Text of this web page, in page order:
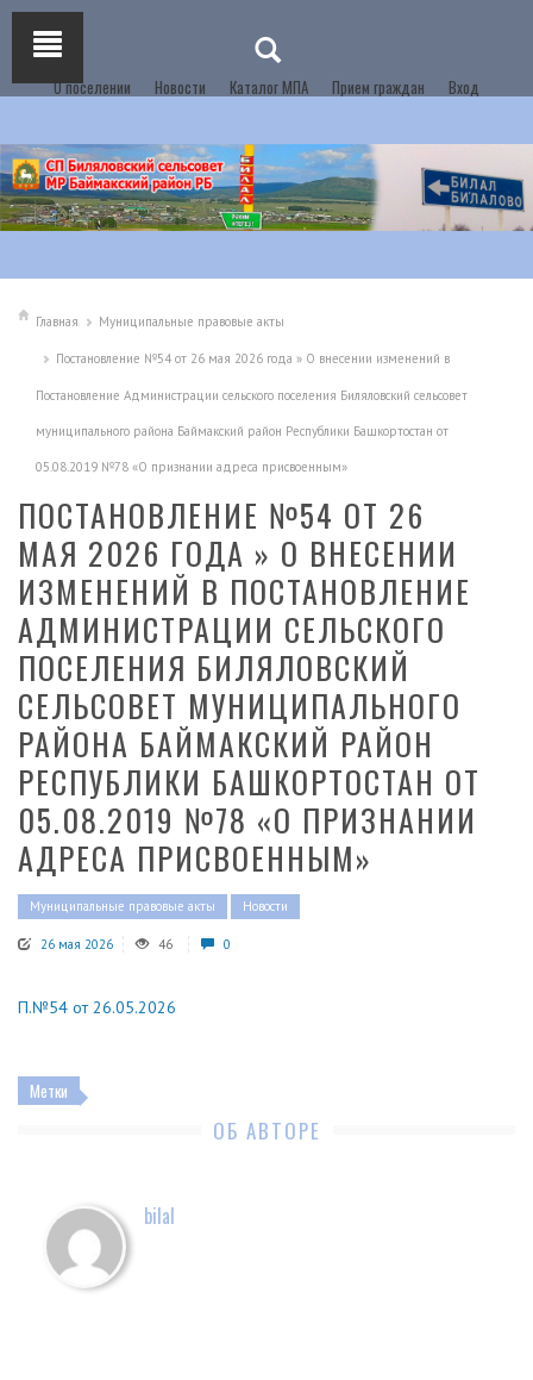
О поселении Новости Каталог МПА Прием граждан Вход
Главная Муниципальные правовые акты
Постановление №54 от 26 мая 2026 года » О внесении изменений в
Постановление Администрации сельского поселения Биляловский сельсовет
муниципального района Баймакский район Республики Башкортостан от
05.08.2019 №78 «О признании адреса присвоенным»
ПОСТАНОВЛЕНИЕ №54 ОТ 26
МАЯ 2026 ГОДА » О ВНЕСЕНИИ
ИЗМЕНЕНИЙ В ПОСТАНОВЛЕНИЕ
АДМИНИСТРАЦИИ СЕЛЬСКОГО
ПОСЕЛЕНИЯ БИЛЯЛОВСКИЙ
СЕЛЬСОВЕТ МУНИЦИПАЛЬНОГО
РАЙОНА БАЙМАКСКИЙ РАЙОН
РЕСПУБЛИКИ БАШКОРТОСТАН ОТ
05.08.2019 №78 «О ПРИЗНАНИИ
АДРЕСА ПРИСВОЕННЫМ»
Муниципальные правовые акты Новости
26 мая 2026 46 0
П.№54 от 26.05.2026
Метки
ОБ АВТОРЕ
bilal